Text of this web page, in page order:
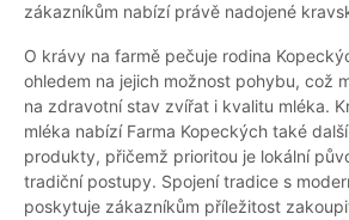
zákazníkům nabízí právě nadojené
O krávy na farmě pečuje rodina
ohledem na jejich možnost pohybu, což
na zdravotní stav zvířat i kvalitu mléka.
mléka nabízí Farma Kopeckých také
produkty, přičemž prioritou je lokální
tradiční postupy. Spojení tradice s
poskytuje zákazníkům příležitost